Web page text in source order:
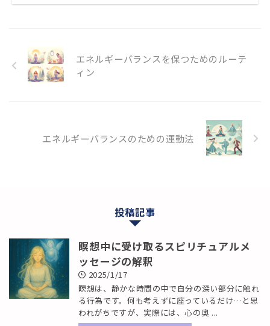
エネルギーバランスを保つためのルーテ
ィン
エネルギーバランスのための運動法
投稿記事
瞑想中に受け取るスピリチュアルメ
ッセージの解釈
2025/1/17
瞑想は、静かな時間の中で自分の深い部分に触れ
る行為です。何も考えずに座っているだけ…と思
われがちですが、実際には、心の奥 ...